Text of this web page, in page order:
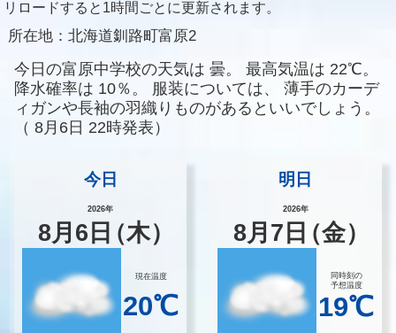
リロードすると1時間ごとに更新されます。
所在地： 北海道釧路町富原2
今日の富原中学校の天気は 曇。 最高気温は 22℃。
降水確率は 10％。 服装については、
薄手のカーデ
ィガンや長袖の羽織りものがあるといいでしょう。
（ 8月6日 22時発表）
今日
2026年
8月 6 日（木）
現在温度
20℃
明日
2026年
8月 7 日（金）
同時刻の
予想温度
19℃